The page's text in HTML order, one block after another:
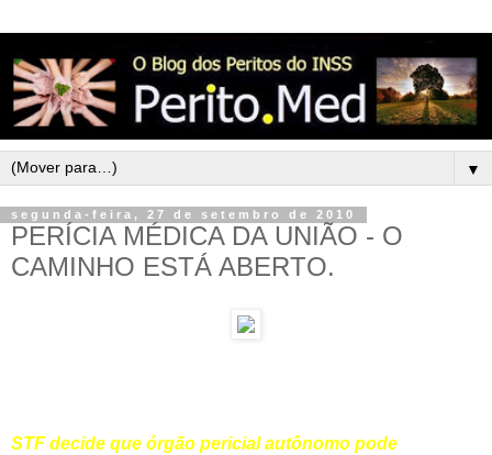
▼
segunda-feira, 27 de setembro de 2010
PERÍCIA MÉDICA DA UNIÃO - O
CAMINHO ESTÁ ABERTO.
STF decide que órgão pericial autônomo pode